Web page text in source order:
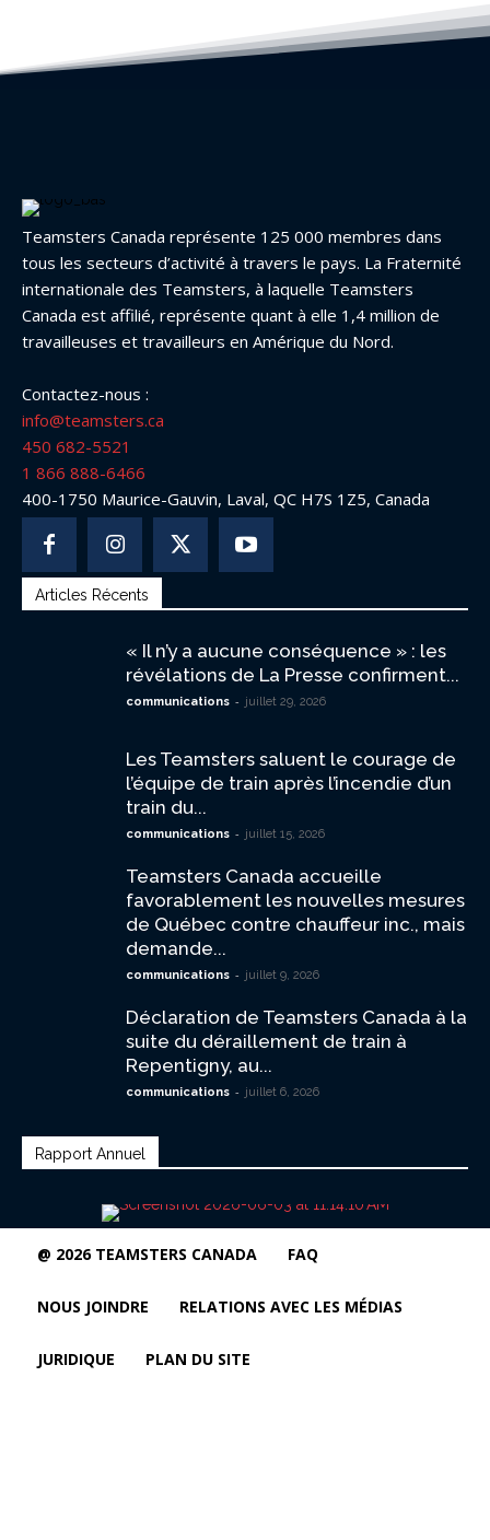
Teamsters Canada représente 125 000 membres dans
tous les secteurs d’activité à travers le pays. La Fraternité
internationale des Teamsters, à laquelle Teamsters
Canada est affilié, représente quant à elle 1,4 million de
travailleuses et travailleurs en Amérique du Nord.
Contactez-nous :
info@teamsters.ca
450 682-5521
1 866 888-6466
400-1750 Maurice-Gauvin, Laval, QC H7S 1Z5, Canada
Articles Récents
« Il n’y a aucune conséquence » : les
révélations de La Presse confirment...
communications - juillet 29, 2026
Les Teamsters saluent le courage de
l’équipe de train après l’incendie d’un
train du...
communications - juillet 15, 2026
Teamsters Canada accueille
favorablement les nouvelles mesures
de Québec contre chauffeur inc., mais
demande...
communications - juillet 9, 2026
Déclaration de Teamsters Canada à la
suite du déraillement de train à
Repentigny, au...
communications - juillet 6, 2026
Rapport Annuel
@ 2026 TEAMSTERS CANADA FAQ
NOUS JOINDRE RELATIONS AVEC LES MÉDIAS
JURIDIQUE PLAN DU SITE